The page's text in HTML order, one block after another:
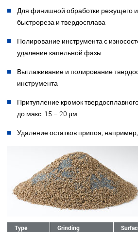
Для финишной обработки режущего
быстрореза и твердосплава
Полирование инструмента с
удаление капельной фазы
Выглаживание и полирование
инструмента
Притупление кромок
до макс. 15 – 20 μм
Удаление остатков припоя,
Type
Grinding